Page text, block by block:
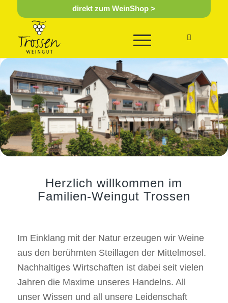
direkt zum WeinShop >
Herzlich willkommen im
Familien-Weingut Trossen
Im Einklang mit der Natur erzeugen wir Weine
aus den berühmten Steillagen der Mittelmosel.
Nachhaltiges Wirtschaften ist dabei seit vielen
Jahren die Maxime unseres Handelns. All
unser Wissen und all unsere Leidenschaft